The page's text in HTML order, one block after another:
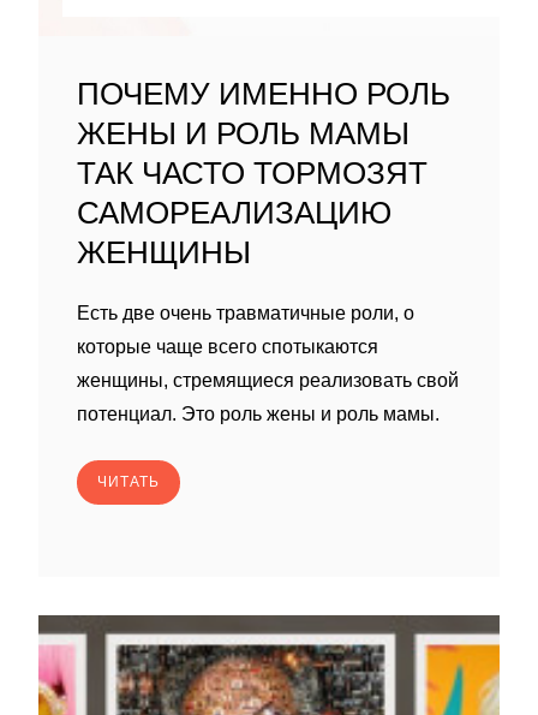
ПОЧЕМУ ИМЕННО РОЛЬ
ЖЕНЫ И РОЛЬ МАМЫ
ТАК ЧАСТО ТОРМОЗЯТ
САМОРЕАЛИЗАЦИЮ
ЖЕНЩИНЫ
Есть две очень травматичные роли, о
которые чаще всего спотыкаются
женщины, стремящиеся реализовать свой
потенциал. Это роль жены и роль мамы.
ЧИТАТЬ